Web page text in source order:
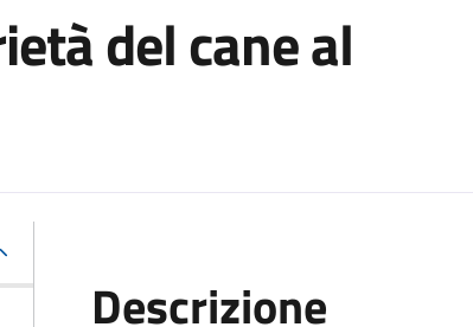
del cane al
Descrizione